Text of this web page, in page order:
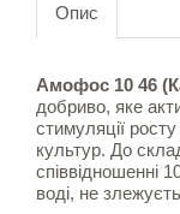
Опис
Амофос 10 46
добриво, яке
стимуляції
культур. До
співвідношенні
воді, не